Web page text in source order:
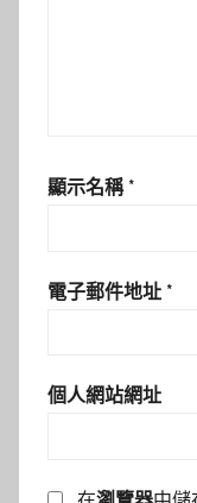
顯示名稱 *
電子郵件地址 *
個人網站網址